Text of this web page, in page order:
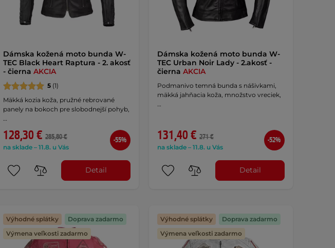
Dámska kožená moto bunda W-
TEC Black Heart Raptura - 2. akosť
- čierna AKCIA
5(1)
Mäkká kozia koža, pružné rebrované
panely na bokoch pre slobodnejší pohyb,
128,30 € 285,80 €
na sklade – 11.8. u Vás
-55%
Detail
Dámska kožená moto bunda W-
TEC Urban Noir Lady - 2.akosť -
čierna AKCIA
Podmanivo temná bunda s nášivkami,
mäkká jahňacia koža, množstvo vreciek,
131,40 € 271 €
na sklade – 11.8. u Vás
-52%
Detail
Výhodné splátky
Doprava zadarmo
Výmena veľkosti zadarmo
Výhodné splátky
Doprava zadarmo
Výmena veľkosti zadarmo